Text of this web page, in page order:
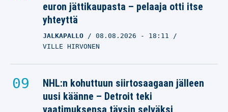
euron jättikaupasta – pelaaja otti itse
yhteyttä
JALKAPALLO 08.08.2026 - 18:11
VILLE HIRVONEN
NHL:n kohuttuun siirtosaagaan jälleen
uusi käänne – Detroit teki
vaatimuksensa täysin selväksi